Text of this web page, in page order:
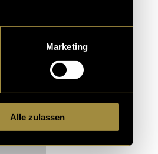
Marketing
Alle zulassen